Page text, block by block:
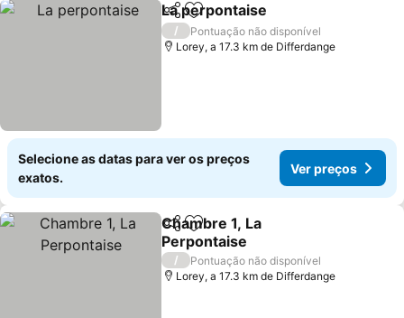
PartilharAdicionar aos favoritos
La perpontaise
/
Pontuação não disponível
Lorey, a 17.3 km de Differdange
Selecione as datas para ver os preços
exatos.
Ver preços
PartilharAdicionar aos favoritos
Chambre 1, La
Perpontaise
Ver preços
/
Pontuação não disponível
Lorey, a 17.3 km de Differdange